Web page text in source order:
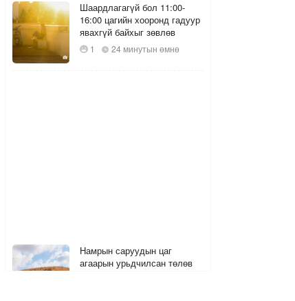
Шаардлагагүй бол 11:00-
16:00 цагийн хооронд гадуур
явахгүй байхыг зөвлөв
1 24 минутын өмнө
Намрын саруудын цаг
агаарын урьдчилсан төлөв